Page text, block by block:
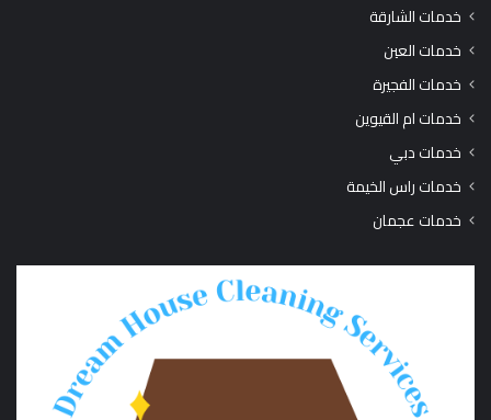
خدمات الشارقة
خدمات العين
خدمات الفجيرة
خدمات ام القيوين
خدمات دبي
خدمات راس الخيمة
خدمات عجمان